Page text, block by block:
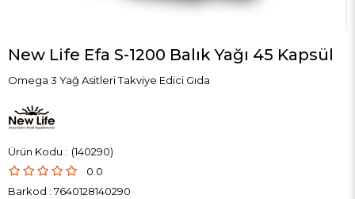
New Life Efa S-1200 Balık Yağı 45 Kapsül
Omega 3 Yağ Asitleri Takviye Edici Gıda
(140290)
0.0
Barkod : 7640128140290